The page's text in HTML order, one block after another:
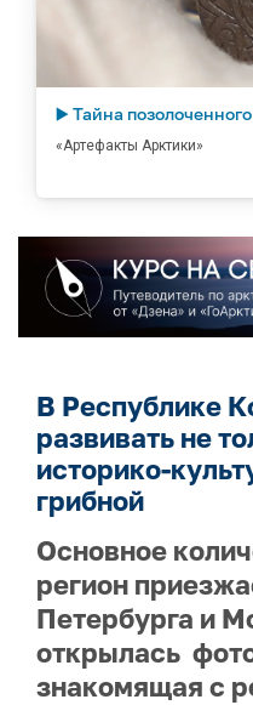
▶️ Тайна
«Артефакты Арктики»
В Республике
развивать не
историко-
грибной
Основное
регион
Петербурга и
открылась
знакомящая с